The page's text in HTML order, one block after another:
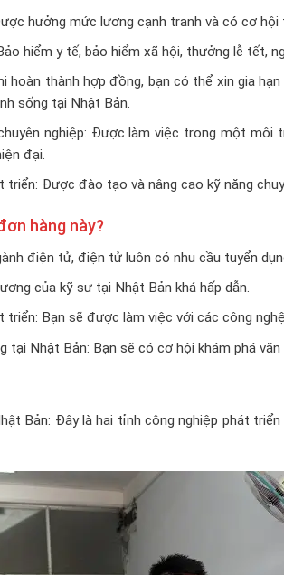
hưởng mức lương cạnh tranh và có cơ hội
hiểm y tế, bảo hiểm xã hội, thưởng lễ tết,
hoàn thành hợp đồng, bạn có thể xin gia
sống tại Nhật Bản.
nghiệp: Được làm việc trong một môi
đại.
triển: Được đào tạo và nâng cao kỹ năng
hàng này?
điện tử, điện tử luôn có nhu cầu tuyển
của kỹ sư tại Nhật Bản khá hấp dẫn.
triển: Bạn sẽ được làm việc với các công
tại Nhật Bản: Bạn sẽ có cơ hội khám phá
Bản: Đây là hai tỉnh công nghiệp phát